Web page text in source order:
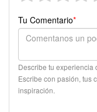
Tu Comentario*
Describe tu experiencia
Escribe con pasión, tus
inspiración.